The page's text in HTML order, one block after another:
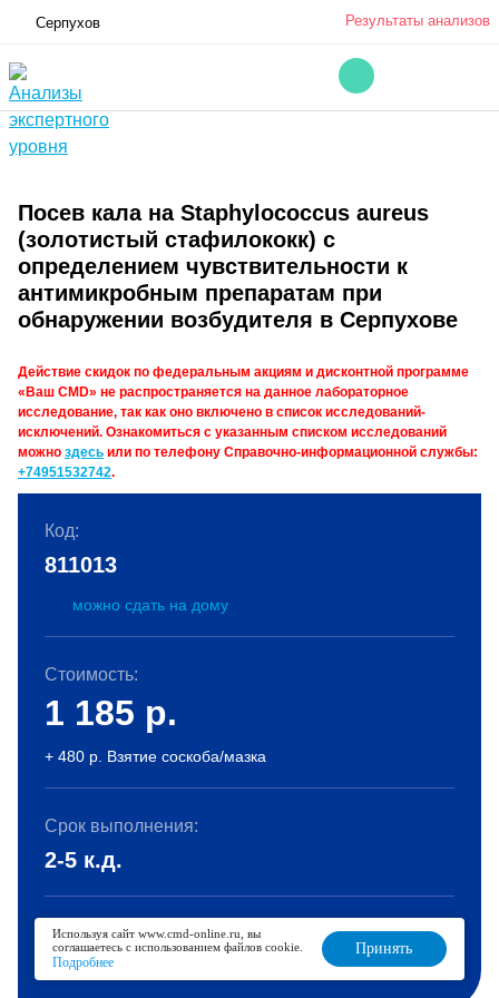
Серпухов Результаты анализов
Посев кала на Staphylococcus aureus
(золотистый стафилококк) с
определением чувствительности к
антимикробным препаратам при
обнаружении возбудителя в Серпухове
Действие скидок по федеральным акциям и дисконтной программе
«Ваш CMD» не распространяется на данное лабораторное
исследование, так как оно включено в список исследований-
исключений. Ознакомиться с указанным списком исследований
можно здесь или по телефону Справочно-информационной службы:
+74951532742.
Код:
811013
можно сдать на дому
Стоимость:
1 185 р.
+ 480 р. Взятие соскоба/мазка
Срок выполнения:
2-5 к.д.
В корзину
Используя сайт www.cmd-online.ru, вы
соглашаетесь с использованием файлов cookie.
Подробнее
Принять